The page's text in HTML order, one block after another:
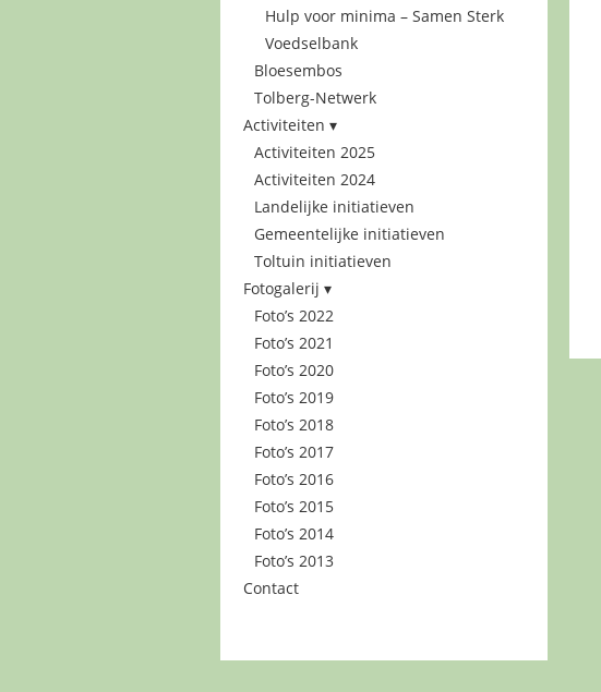
Hulp voor minima – Samen Sterk
Voedselbank
Bloesembos
Tolberg-Netwerk
Activiteiten
Activiteiten 2025
Activiteiten 2024
Landelijke initiatieven
Gemeentelijke initiatieven
Toltuin initiatieven
Fotogalerij
Foto’s 2022
Foto’s 2021
Foto’s 2020
Foto’s 2019
Foto’s 2018
Foto’s 2017
Foto’s 2016
Foto’s 2015
Foto’s 2014
Foto’s 2013
Contact